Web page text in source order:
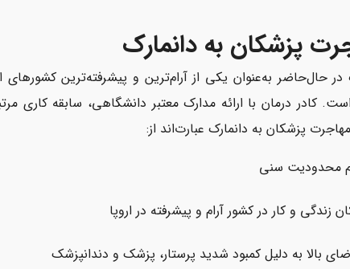
پزشکان به دانمارک
در حال‌حاضر به‌عنوان یکی از آرام‌ترین و پیشرفته‌ترین
کادر درمان با ارائه مدارک معتبر دانشگاهی، سابقه کاری
پزشکان به دانمارک عبارت‌اند از:
محدودیت سنی
زندگی و کار در کشور آرام و پیشرفته در اروپا
بالا به دلیل کمبود شدید پرستار، پزشک و دندانپزشک